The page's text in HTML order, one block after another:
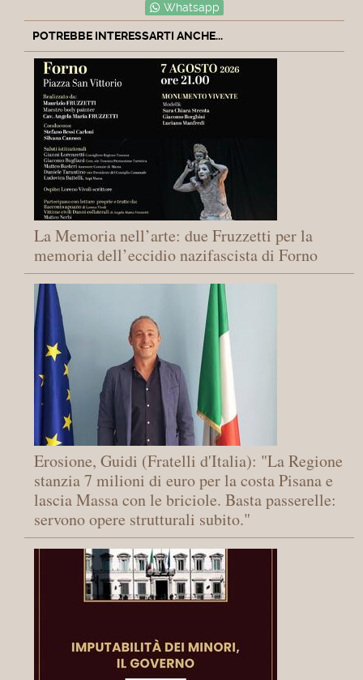
Whatsapp
POTREBBE INTERESSARTI ANCHE...
La Memoria nell’arte: due Fruzzetti per la
memoria dell’eccidio nazifascista di Forno
Erosione, Guidi (Fratelli d'Italia): "La Regione
stanzia 7 milioni di euro per la costa Pisana e
lascia Massa con le briciole. Basta passerelle:
servono opere strutturali subito."